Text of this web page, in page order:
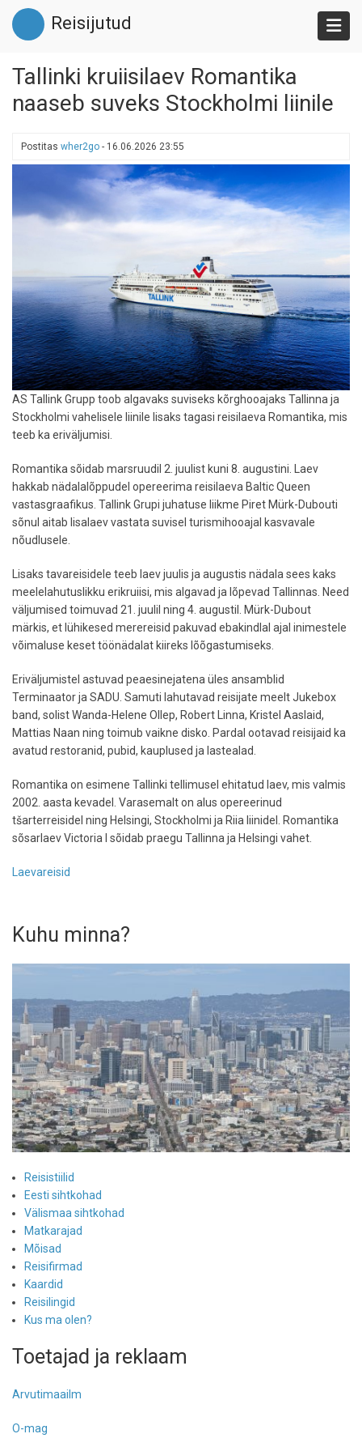
Liigu
edasi
põhisisu
Reisijutud
Tallinki kruiisilaev Romantika
naaseb suveks Stockholmi liinile
Postitas wher2go - 16.06.2026 23:55
AS Tallink Grupp toob algavaks suviseks kõrghooajaks Tallinna ja
Stockholmi vahelisele liinile lisaks tagasi reisilaeva Romantika, mis
teeb ka eriväljumisi.
Romantika sõidab marsruudil 2. juulist kuni 8. augustini. Laev
hakkab nädalalõppudel opereerima reisilaeva Baltic Queen
vastasgraafikus. Tallink Grupi juhatuse liikme Piret Mürk-Dubouti
sõnul aitab lisalaev vastata suvisel turismihooajal kasvavale
nõudlusele.
Lisaks tavareisidele teeb laev juulis ja augustis nädala sees kaks
meelelahutuslikku erikruiisi, mis algavad ja lõpevad Tallinnas. Need
väljumised toimuvad 21. juulil ning 4. augustil. Mürk-Dubout
märkis, et lühikesed merereisid pakuvad ebakindlal ajal inimestele
võimaluse keset töönädalat kiireks lõõgastumiseks.
Eriväljumistel astuvad peaesinejatena üles ansamblid
Terminaator ja SADU. Samuti lahutavad reisijate meelt Jukebox
band, solist Wanda-Helene Ollep, Robert Linna, Kristel Aaslaid,
Mattias Naan ning toimub vaikne disko. Pardal ootavad reisijaid ka
avatud restoranid, pubid, kauplused ja lastealad.
Romantika on esimene Tallinki tellimusel ehitatud laev, mis valmis
2002. aasta kevadel. Varasemalt on alus opereerinud
tšarterreisidel ning Helsingi, Stockholmi ja Riia liinidel. Romantika
sõsarlaev Victoria I sõidab praegu Tallinna ja Helsingi vahet.
Laevareisid
Kuhu minna?
Reisistiilid
Eesti sihtkohad
Välismaa sihtkohad
Matkarajad
Mõisad
Reisifirmad
Kaardid
Reisilingid
Kus ma olen?
Toetajad ja reklaam
Arvutimaailm
O-mag